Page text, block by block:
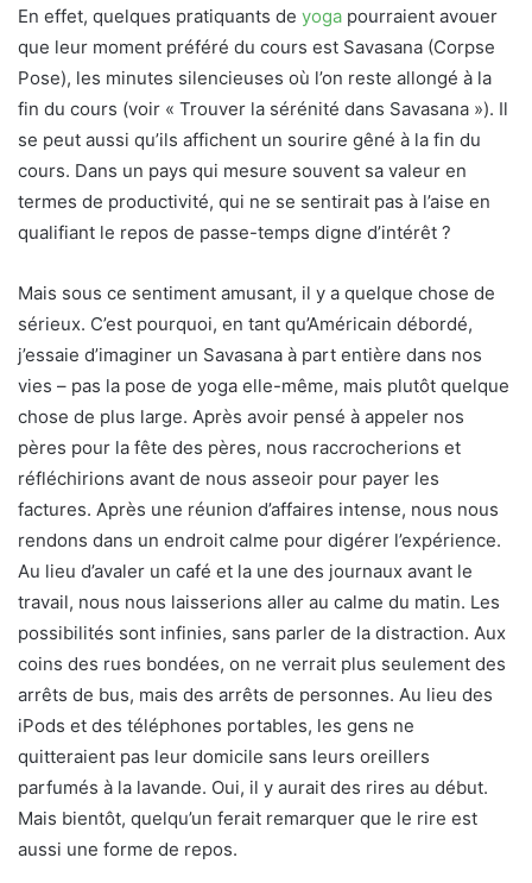
En effet, quelques pratiquants de yoga pourraient avouer
que leur moment préféré du cours est Savasana (Corpse
Pose), les minutes silencieuses où l’on reste allongé à la
fin du cours (voir « Trouver la sérénité dans Savasana »). Il
se peut aussi qu’ils affichent un sourire gêné à la fin du
cours. Dans un pays qui mesure souvent sa valeur en
termes de productivité, qui ne se sentirait pas à l’aise en
qualifiant le repos de passe-temps digne d’intérêt ?
Mais sous ce sentiment amusant, il y a quelque chose de
sérieux. C’est pourquoi, en tant qu’Américain débordé,
j’essaie d’imaginer un Savasana à part entière dans nos
vies – pas la pose de yoga elle-même, mais plutôt quelque
chose de plus large. Après avoir pensé à appeler nos
pères pour la fête des pères, nous raccrocherions et
réfléchirions avant de nous asseoir pour payer les
factures. Après une réunion d’affaires intense, nous nous
rendons dans un endroit calme pour digérer l’expérience.
Au lieu d’avaler un café et la une des journaux avant le
travail, nous nous laisserions aller au calme du matin. Les
possibilités sont infinies, sans parler de la distraction. Aux
coins des rues bondées, on ne verrait plus seulement des
arrêts de bus, mais des arrêts de personnes. Au lieu des
iPods et des téléphones portables, les gens ne
quitteraient pas leur domicile sans leurs oreillers
parfumés à la lavande. Oui, il y aurait des rires au début.
Mais bientôt, quelqu’un ferait remarquer que le rire est
aussi une forme de repos.